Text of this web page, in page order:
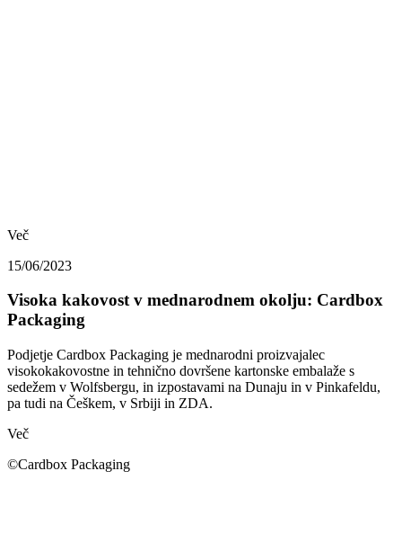
Več
15/06/2023
Visoka kakovost v mednarodnem okolju: Cardbox
Packaging
Podjetje Cardbox Packaging je mednarodni proizvajalec
visokokakovostne in tehnično dovršene kartonske embalaže s
sedežem v Wolfsbergu, in izpostavami na Dunaju in v Pinkafeldu,
pa tudi na Češkem, v Srbiji in ZDA.
Več
©Cardbox Packaging